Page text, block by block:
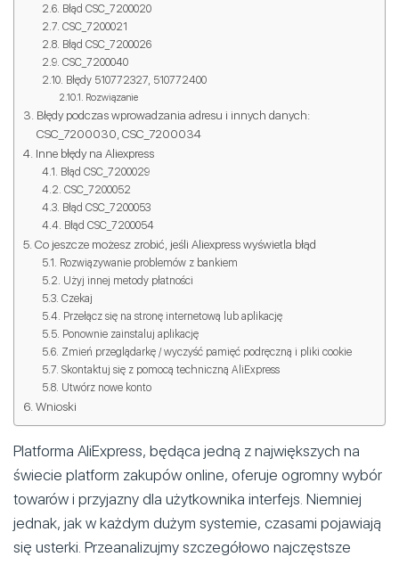
Błąd CSC_7200020
CSC_7200021
Błąd CSC_7200026
CSC_7200040
Błędy 510772327, 510772400
Rozwiązanie
Błędy podczas wprowadzania adresu i innych danych:
CSC_7200030, CSC_7200034
Inne błędy na Aliexpress
Błąd CSC_7200029
CSC_7200052
Błąd CSC_7200053
Błąd CSC_7200054
Co jeszcze możesz zrobić, jeśli Aliexpress wyświetla błąd
Rozwiązywanie problemów z bankiem
Użyj innej metody płatności
Czekaj
Przełącz się na stronę internetową lub aplikację
Ponownie zainstaluj aplikację
Zmień przeglądarkę / wyczyść pamięć podręczną i pliki cookie
Skontaktuj się z pomocą techniczną AliExpress
Utwórz nowe konto
Wnioski
Platforma AliExpress, będąca jedną z największych na
świecie platform zakupów online, oferuje ogromny wybór
towarów i przyjazny dla użytkownika interfejs. Niemniej
jednak, jak w każdym dużym systemie, czasami pojawiają
się usterki. Przeanalizujmy szczegółowo najczęstsze